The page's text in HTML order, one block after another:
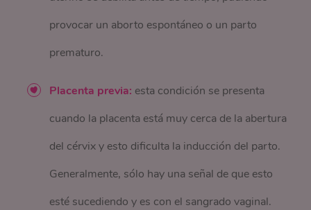
provocar un aborto espontáneo o un parto
prematuro.
Placenta previa: esta condición se presenta
cuando la placenta está muy cerca de la abertura
del cérvix y esto dificulta la inducción del parto.
Generalmente, sólo hay una señal de que esto
esté sucediendo y es con el sangrado vaginal.